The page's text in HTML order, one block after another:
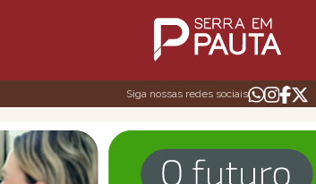
Siga nossas redes sociais